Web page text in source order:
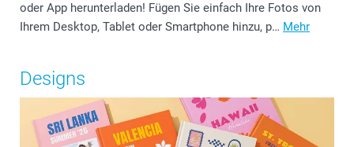
oder App herunterladen! Fügen Sie einfach Ihre Fotos von
Ihrem Desktop, Tablet oder Smartphone hinzu, p… Mehr
Designs